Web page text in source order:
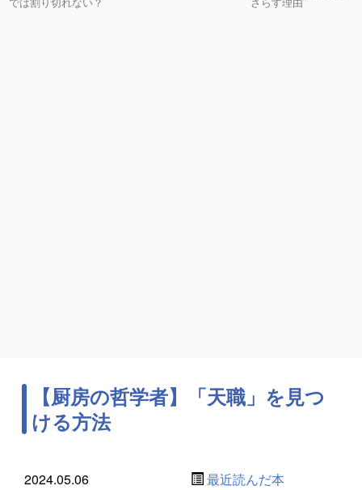
【厨房の哲学者】「天職」を見つ
ける方法
2024.05.06 最近読んだ本